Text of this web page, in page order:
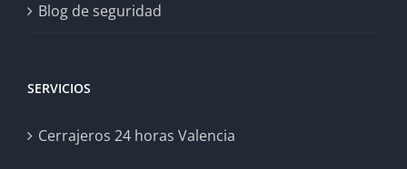
Blog de seguridad
SERVICIOS
Cerrajeros 24 horas Valencia